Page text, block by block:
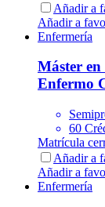
Añadir a
Añadir a
Enfermería
Máster
Enfermo
60
Matrícula
Añadir a
Añadir a
Enfermería